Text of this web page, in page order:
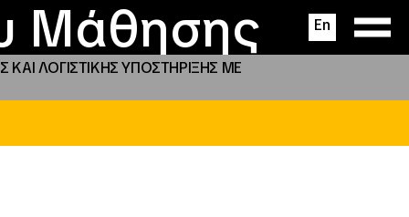
Μάθησης En
ΛΟΓΙΣΤΙΚΗΣ ΥΠΟΣΤΗΡΙΞΗΣ ΜΕ